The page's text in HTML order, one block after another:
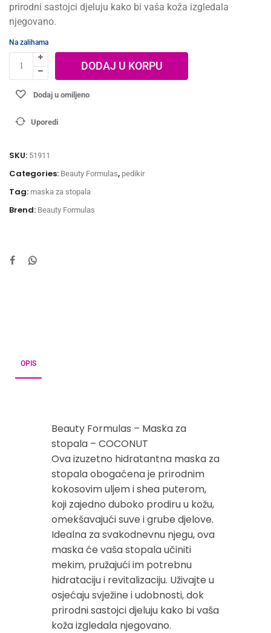
prirodni sastojci djeluju kako bi vaša koža izgledala
njegovano.
Na zalihama
DODAJ U KORPU
Dodaj u omiljeno
Uporedi
SKU: 51911
Categories: Beauty Formulas, pedikir
Tag: maska za stopala
Brend: Beauty Formulas
OPIS
Beauty Formulas – Maska za
stopala – COCONUT
Ova izuzetno hidratantna maska za
stopala obogaćena je prirodnim
kokosovim uljem i shea puterom,
koji zajedno duboko prodiru u kožu,
omekšavajući suve i grube djelove.
Idealna za svakodnevnu njegu, ova
maska će vaša stopala učiniti
mekim, pružajući im potrebnu
hidrataciju i revitalizaciju. Uživajte u
osjećaju svježine i udobnosti, dok
prirodni sastojci djeluju kako bi vaša
koža izgledala njegovano.